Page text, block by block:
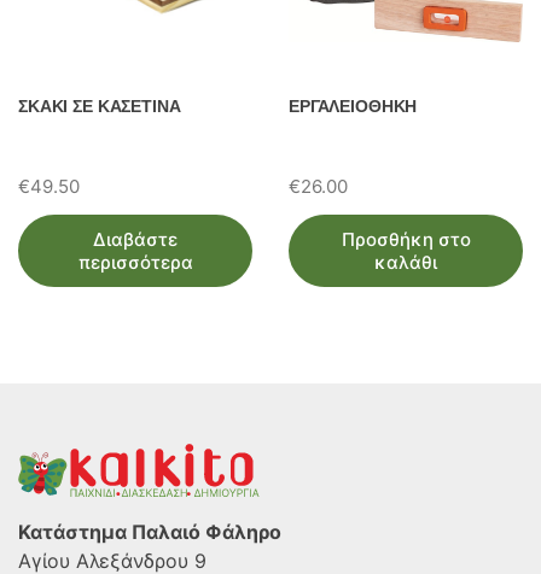
ΣΚΑΚΙ ΣΕ ΚΑΣΕΤΙΝΑ
€49.50
Διαβάστε
περισσότερα
ΕΡΓΑΛΕΙΟΘΗΚΗ
€26.00
Προσθήκη στο
καλάθι
Κατάστημα Παλαιό Φάληρο
Αγίου Αλεξάνδρου 9